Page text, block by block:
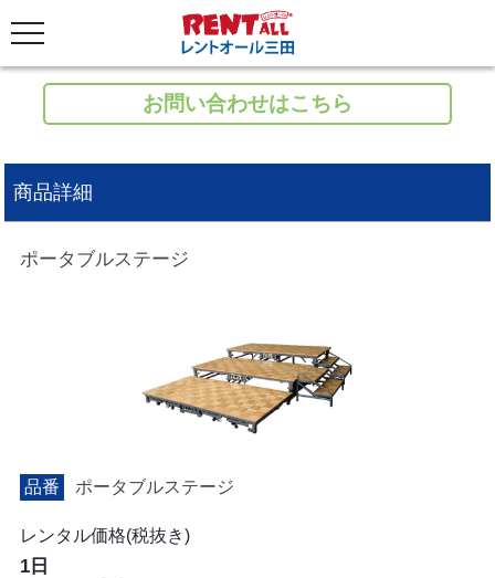
お問い合わせはこちら
商品詳細
ポータブルステージ
品番 ポータブルステージ
レンタル価格(税抜き)
1日